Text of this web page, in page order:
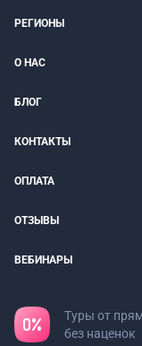
РЕГИОНЫ
О НАС
БЛОГ
КОНТАКТЫ
ОПЛАТА
ОТЗЫВЫ
ВЕБИНАРЫ
Туры от
без наценок